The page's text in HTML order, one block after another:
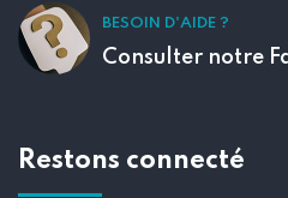
BESOIN D'AIDE ?
Consulter notre
Restons connecté